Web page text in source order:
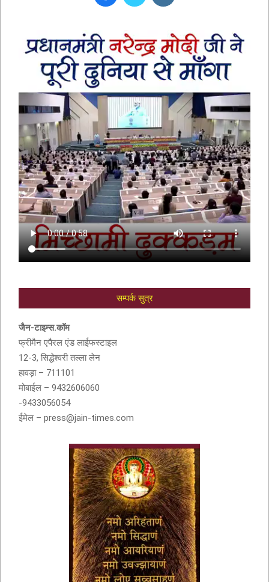
भक्तामर स्तोत्र – BHAKTAMAR STOTRA –
आचार्य मानतुंगसूरि द्वारा
आदरणीय सुशीला देवी बांठिया (SUSHILA DEVI
नवकार मंत्र में णमो अरिहंताणं
सम्पर्क सुत्र
जैन-टाइम्स.कॉम
फ्रीमैन एपैरल एंड लाईफस्टाइल
12-3, सिद्धेश्वरी तल्ला लेन
हावड़ा – 711101
मोबाईल – 9432606060
-9433056054
ईमेल – press@jain-times.com